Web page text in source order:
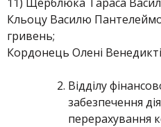
Кльоцу Василю
гривень;
Кордонець Олені
Відділу
забезпечення
перерахування